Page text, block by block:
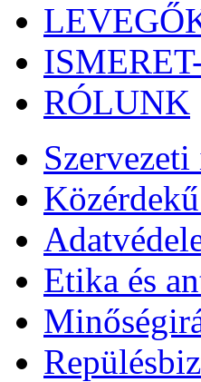
RÓLUNK
Etika és